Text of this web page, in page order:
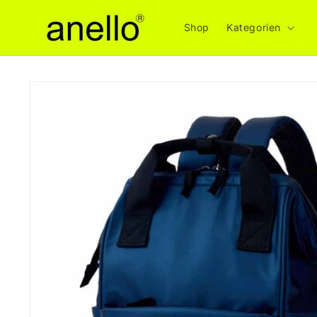
Inhalt
Shop Kategorien